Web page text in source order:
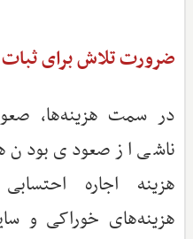
ضرورت تلاش برای ثبات
در سمت هزینه‌ها،
ناشی از صعودی بودن
هزینه اجاره
هزینه‌های خوراکی و